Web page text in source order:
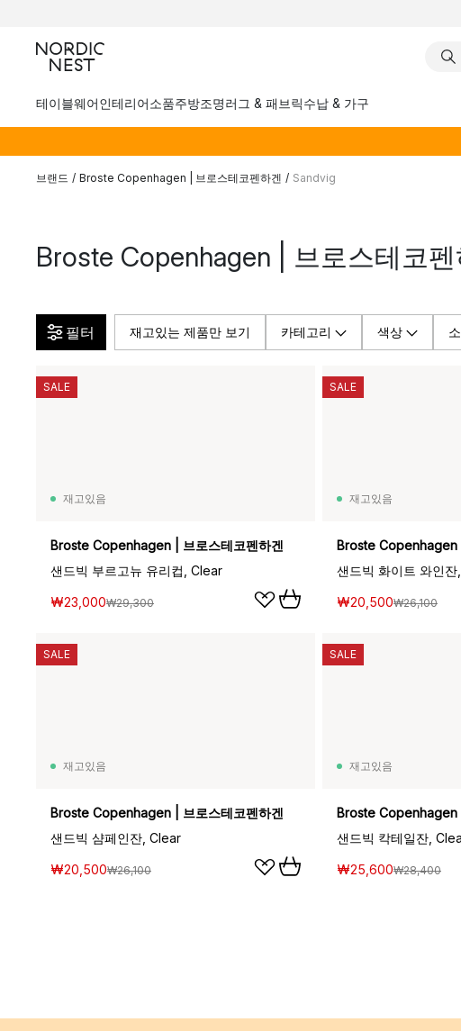
테이블웨어인테리어소품주방조명러그 & 패브릭수납 & 가구
브랜드 / Broste Copenhagen | 브로스테코펜하겐 / Sandvig
Broste Copenhagen | 브로스테코
필터 재고있는 제품만 보기 카테고리 색상
재고있음
Broste Copenhagen | 브로스테코펜하겐
샌드빅 부르고뉴 유리컵, Clear
₩23,000₩29,300
SALE
재고있음
Broste Copenhagen
샌드빅 화이트 와인
₩20,500₩26,100
SALE
재고있음
Broste Copenhagen | 브로스테코펜하겐
샌드빅 샴페인잔, Clear
₩20,500₩26,100
SALE
재고있음
Broste Copenhagen
샌드빅 칵테일잔,
₩25,600₩28,400
SALE